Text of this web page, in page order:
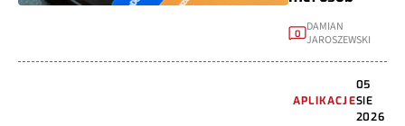
0
DAMIAN
JAROSZEWSKI
APLIKACJE
05
SIE
2026